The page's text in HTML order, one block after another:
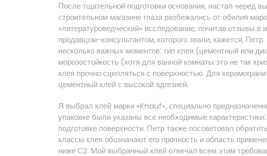
После тщательной подготовки основания, настал черед
строительном магазине глаза разбежались от обилия
«литературоведческий» исследование, почитав отзывы в
продавцом-консультантом, которого звали, кажется,
несколько важных моментов⁚ тип клея (цементный или
морозостойкость (хотя для ванной комнаты это не так
клея прочно сцепляться с поверхностью. Для
цементный клей с высокой адгезией.
Я выбрал клей марки «Knauf», специально
упаковке были указаны все необходимые
подготовке поверхности. Петр также посоветовал
классы клея обозначают его прочность и область
ниже С2. Мой выбранный клей отвечал всем этим